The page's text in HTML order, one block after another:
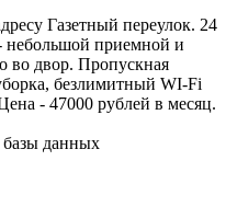
Газетный переулок. 24
небольшой приемной и
во двор. Пропускная
безлимитный WI-Fi
- 47000 рублей в месяц.
данных